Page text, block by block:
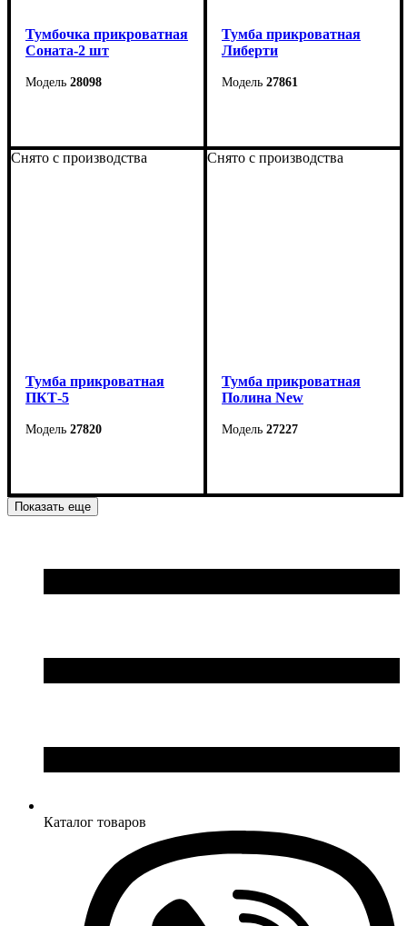
Тумбочка прикроватная
Соната-2 шт
28098
Высота: 42 см
Глубина: 39 см
Тумба прикроватная
Либерти
27861
Высота: 50 см
Глубина: 42 см
Снято с производства
Тумба прикроватная
ПКТ-5
27820
Высота: 40 см
Глубина: 40 см
Снято с производства
Тумба прикроватная
Полина New
27227
Высота: 570 мм
Показать еще
Каталог товаров